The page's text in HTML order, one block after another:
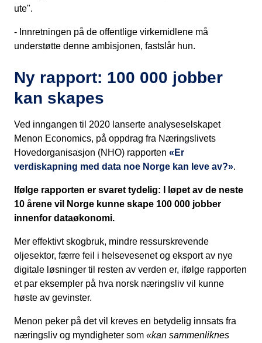
ute".
- Innretningen på de offentlige virkemidlene må
understøtte denne ambisjonen, fastslår hun.
Ny rapport: 100 000 jobber
kan skapes
Ved inngangen til 2020 lanserte analyseselskapet
Menon Economics, på oppdrag fra Næringslivets
Hovedorganisasjon (NHO) rapporten «Er
verdiskapning med data noe Norge kan leve av?».
Ifølge rapporten er svaret tydelig: I løpet av de neste
10 årene vil Norge kunne skape 100 000 jobber
innenfor dataøkonomi.
Mer effektivt skogbruk, mindre ressurskrevende
oljesektor, færre feil i helsevesenet og eksport av nye
digitale løsninger til resten av verden er, ifølge rapporten
et par eksempler på hva norsk næringsliv vil kunne
høste av gevinster.
Menon peker på det vil kreves en betydelig innsats fra
næringsliv og myndigheter som «kan sammenliknes